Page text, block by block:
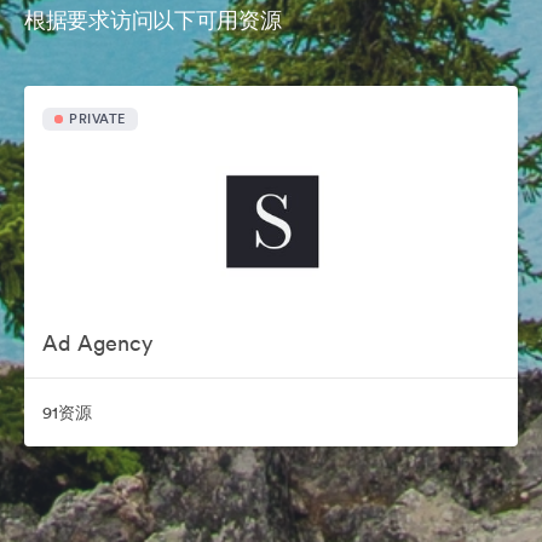
根据要求访问以下可用资源
PRIVATE
Ad Agency
91资源